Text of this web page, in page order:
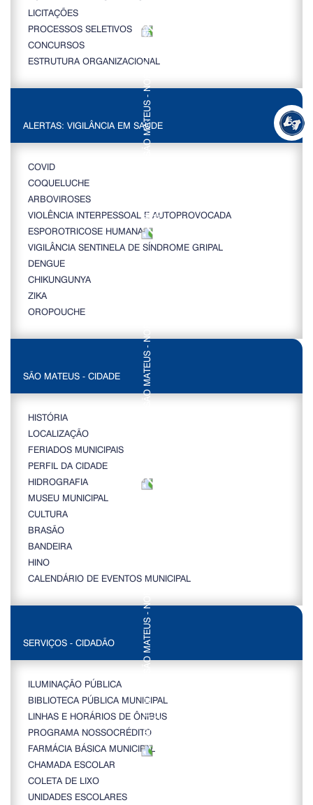
LICITAÇÕES
PROCESSOS SELETIVOS
CONCURSOS
ESTRUTURA ORGANIZACIONAL
ALERTAS: VIGILÂNCIA EM SAÚDE
COVID
COQUELUCHE
ARBOVIROSES
VIOLÊNCIA INTERPESSOAL E AUTOPROVOCADA
ESPOROTRICOSE HUMANA
VIGILÂNCIA SENTINELA DE SÍNDROME GRIPAL
DENGUE
CHIKUNGUNYA
ZIKA
OROPOUCHE
SÃO MATEUS - CIDADE
HISTÓRIA
LOCALIZAÇÃO
FERIADOS MUNICIPAIS
PERFIL DA CIDADE
HIDROGRAFIA
MUSEU MUNICIPAL
CULTURA
BRASÃO
BANDEIRA
HINO
CALENDÁRIO DE EVENTOS MUNICIPAL
SERVIÇOS - CIDADÃO
ILUMINAÇÃO PÚBLICA
BIBLIOTECA PÚBLICA MUNICIPAL
LINHAS E HORÁRIOS DE ÔNIBUS
PROGRAMA NOSSOCRÉDITO
FARMÁCIA BÁSICA MUNICIPAL
CHAMADA ESCOLAR
COLETA DE LIXO
UNIDADES ESCOLARES